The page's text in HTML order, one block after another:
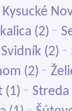
Kysucké
(2) -
Svidník (2) -
(2) -
(1) -